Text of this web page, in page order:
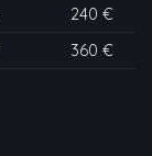
240 €
360 €